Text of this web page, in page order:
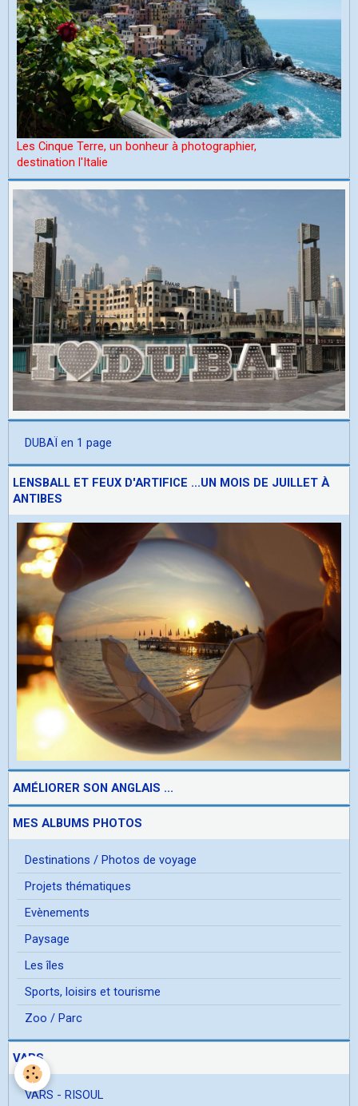
Les Cinque Terre, un bonheur à photographier,
destination l'Italie
DUBAÏ en 1 page
LENSBALL ET FEUX D'ARTIFICE ...UN MOIS DE JUILLET À
ANTIBES
AMÉLIORER SON ANGLAIS ...
MES ALBUMS PHOTOS
Destinations / Photos de voyage
Projets thématiques
Evènements
Paysage
Les îles
Sports, loisirs et tourisme
Zoo / Parc
VARS
VARS - RISOUL